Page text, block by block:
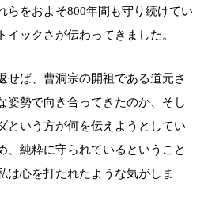
らをおよそ800年間も守り続けてい
イックさが伝わってきました。
せば、曹洞宗の開祖である道元さ
姿勢で向き合ってきたのか、そし
という方が何を伝えようとしてい
、純粋に守られているということ
は心を打たれたような気がしま